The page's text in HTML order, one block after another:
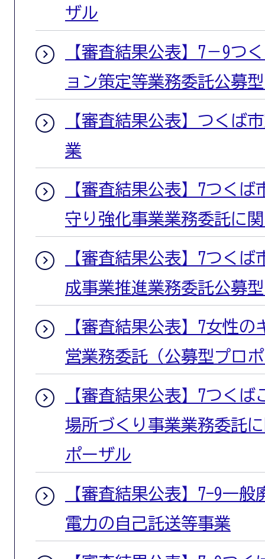
ザル
【審査結果公表】7－9つ
ョン策定等業務委託公募
【審査結果公表】つくば
業
【審査結果公表】7つく
守り強化事業業務委託に
【審査結果公表】7つく
成事業推進業務委託公募
【審査結果公表】7女性
営業務委託（公募型プロ
【審査結果公表】7つく
場所づくり事業業務委託
ポーザル
【審査結果公表】7-9一
電力の自己託送等事業